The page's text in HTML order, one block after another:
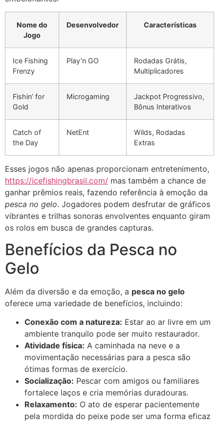
Nome do
Jogo
Desenvolvedor Características
Ice Fishing
Frenzy
Play’n GO
Rodadas Grátis,
Multiplicadores
Fishin’ for
Gold
Microgaming
Jackpot Progressivo,
Bônus Interativos
Catch of
the Day
NetEnt
Wilds, Rodadas
Extras
Esses jogos não apenas proporcionam entretenimento,
https://icefishingbrasil.com/ mas também a chance de
ganhar prêmios reais, fazendo referência à emoção da
pesca no gelo. Jogadores podem desfrutar de gráficos
vibrantes e trilhas sonoras envolventes enquanto giram
os rolos em busca de grandes capturas.
Benefícios da Pesca no
Gelo
Além da diversão e da emoção, a pesca no gelo
oferece uma variedade de benefícios, incluindo:
Conexão com a natureza: Estar ao ar livre em um
ambiente tranquilo pode ser muito restaurador.
Atividade física: A caminhada na neve e a
movimentação necessárias para a pesca são
ótimas formas de exercício.
Socialização: Pescar com amigos ou familiares
fortalece laços e cria memórias duradouras.
Relaxamento: O ato de esperar pacientemente
pela mordida do peixe pode ser uma forma eficaz